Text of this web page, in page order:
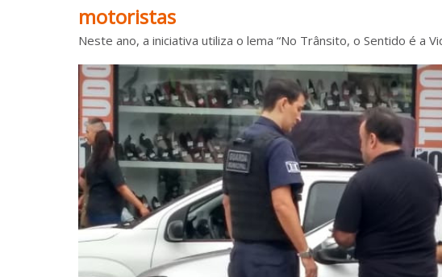
motoristas
Neste ano, a iniciativa utiliza o lema “No Trânsito, o Sentido é a